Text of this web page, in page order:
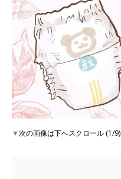
▼次の画像は下へスクロール (1/9)